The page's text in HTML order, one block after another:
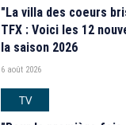
"La villa des coeurs
TFX : Voici les 12
la saison 2026
6 août 2026
TV